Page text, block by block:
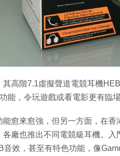
高階7.1虛擬聲道電競耳機
能，令玩遊戲或看電影更有臨
愈來愈強，但另一方面，在
廠也推出不同電競級耳機。
效，甚至有特色功能，像